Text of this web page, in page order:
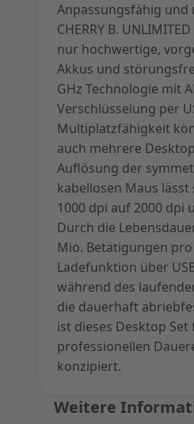
Anpassungsfähig und
CHERRY B.
nur hochwertige,
Akkus und
GHz Technologie mit
Verschlüsselung per
Multiplatzfähigkeit
auch mehrere
Auflösung der
kabellosen Maus lässt
1000 dpi auf 2000 dpi
Durch die
Mio. Betätigungen pro
Ladefunktion über
während des
die dauerhaft
ist dieses Desktop Set
professionellen
konzipiert.
Weitere